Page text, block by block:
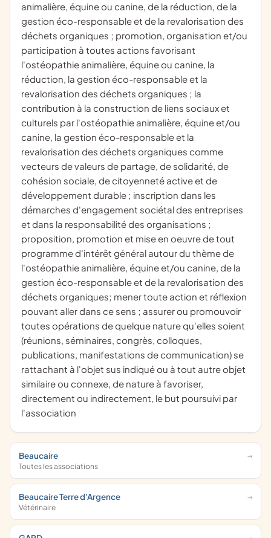
animalière, équine ou canine, de la réduction, de la
gestion éco-responsable et de la revalorisation des
déchets organiques ; promotion, organisation et/ou
participation à toutes actions favorisant
l'ostéopathie animalière, équine ou canine, la
réduction, la gestion éco-responsable et la
revalorisation des déchets organiques ; la
contribution à la construction de liens sociaux et
culturels par l'ostéopathie animalière, équine et/ou
canine, la gestion éco-responsable et la
revalorisation des déchets organiques comme
vecteurs de valeurs de partage, de solidarité, de
cohésion sociale, de citoyenneté active et de
développement durable ; inscription dans les
démarches d'engagement sociétal des entreprises
et dans la responsabilité des organisations ;
proposition, promotion et mise en oeuvre de tout
programme d'intérêt général autour du thème de
l'ostéopathie animalière, équine et/ou canine, de la
gestion éco-responsable et de la revalorisation des
déchets organiques; mener toute action et réflexion
pouvant aller dans ce sens ; assurer ou promouvoir
toutes opérations de quelque nature qu'elles soient
(réunions, séminaires, congrès, colloques,
publications, manifestations de communication) se
rattachant à l'objet sus indiqué ou à tout autre objet
similaire ou connexe, de nature à favoriser,
directement ou indirectement, le but poursuivi par
l'association
Beaucaire
Toutes les associations
Beaucaire Terre d'Argence
Vétérinaire